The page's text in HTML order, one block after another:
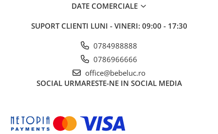
DATE COMERCIALE
SUPORT CLIENTI LUNI - VINERI: 09:00 - 17:30
0784988888
0786966666
office@bebeluc.ro
SOCIAL URMARESTE-NE IN SOCIAL MEDIA